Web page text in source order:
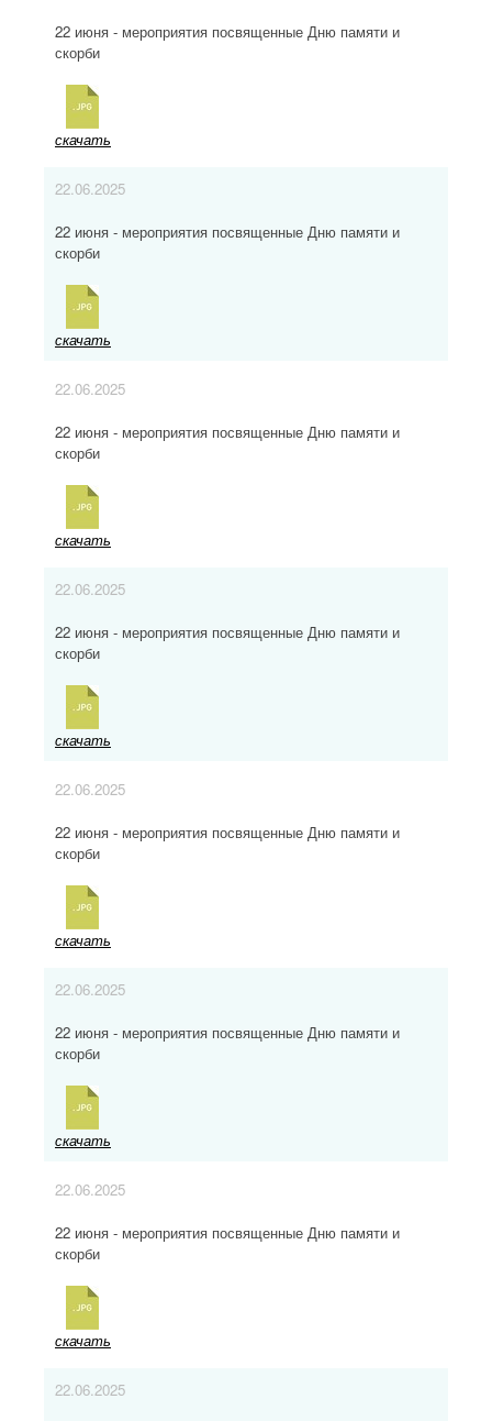
22 июня - мероприятия посвященные Дню памяти и
скорби
скачать
22.06.2025
22 июня - мероприятия посвященные Дню памяти и
скорби
скачать
22.06.2025
22 июня - мероприятия посвященные Дню памяти и
скорби
скачать
22.06.2025
22 июня - мероприятия посвященные Дню памяти и
скорби
скачать
22.06.2025
22 июня - мероприятия посвященные Дню памяти и
скорби
скачать
22.06.2025
22 июня - мероприятия посвященные Дню памяти и
скорби
скачать
22.06.2025
22 июня - мероприятия посвященные Дню памяти и
скорби
скачать
22.06.2025